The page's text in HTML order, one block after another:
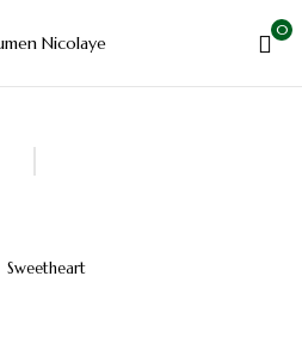
0
Sweetheart